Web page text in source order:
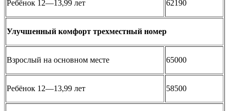
Ребёнок 12—13,99 лет 62190
Улучшенный комфорт трехместный номер
Взрослый на основном месте 65000
Ребёнок 12—13,99 лет 58500